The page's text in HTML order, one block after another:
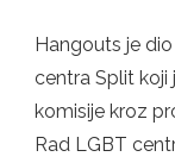
Hangouts je
centra Split koji
komisije kroz
Rad LGBT